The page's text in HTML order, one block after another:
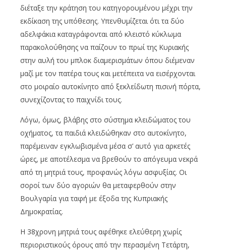
διέταξε την κράτηση του κατηγορουμένου μέχρι την
εκδίκαση της υπόθεσης. Υπενθυμίζεται ότι τα δύο
αδελφάκια καταγράφονται από κλειστό κύκλωμα
παρακολούθησης να παίζουν το πρωί της Κυριακής
στην αυλή του μπλοκ διαμερισμάτων όπου διέμεναν
μαζί με τον πατέρα τους και μετέπειτα να εισέρχονται
στο μοιραίο αυτοκίνητο από ξεκλείδωτη πισινή πόρτα,
συνεχίζοντας το παιχνίδι τους.
Λόγω, όμως, βλάβης στο σύστημα κλειδώματος του
οχήματος, τα παιδιά κλειδώθηκαν στο αυτοκίνητο,
παρέμειναν εγκλωβισμένα μέσα σ’ αυτό για αρκετές
ώρες, με αποτέλεσμα να βρεθούν το απόγευμα νεκρά
από τη μητριά τους, προφανώς λόγω ασφυξίας. Οι
σοροί των δύο αγοριών θα μεταφερθούν στην
Βουλγαρία για ταφή με έξοδα της Κυπριακής
Δημοκρατίας.
Η 38χρονη μητριά τους αφέθηκε ελεύθερη χωρίς
περιοριστικούς όρους από την περασμένη Τετάρτη,